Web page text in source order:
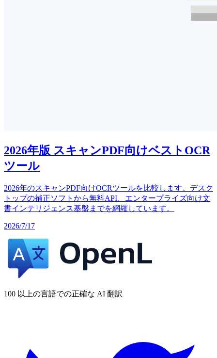
2026年版 スキャンPDF向けベストOCR
ツール
2026年のスキャンPDF向けOCRツールを比較します。デスク
トップの補正ソフトから無料API、エンタープライズ向け文
書インテリジェンス基盤までを網羅しています。
2026/7/17
100 以上の言語での正確な AI 翻訳